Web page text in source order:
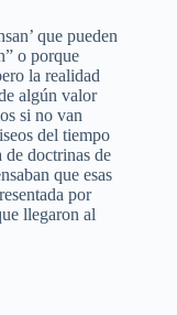
que pueden
o porque
la realidad
algún valor
si no van
del tiempo
de doctrinas de
que esas
por
llegaron al